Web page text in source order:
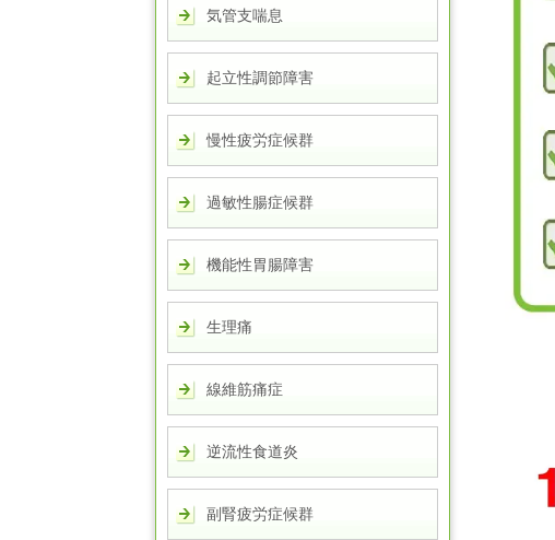
気管支喘息
起立性調節障害
慢性疲労症候群
過敏性腸症候群
機能性胃腸障害
生理痛
線維筋痛症
逆流性食道炎
副腎疲労症候群